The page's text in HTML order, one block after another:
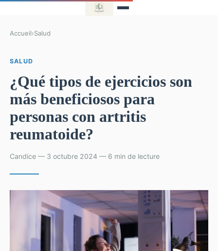
Accueil›Salud
SALUD
¿Qué tipos de ejercicios son
más beneficiosos para
personas con artritis
reumatoide?
Candice — 3 octubre 2024 — 6 min de lecture